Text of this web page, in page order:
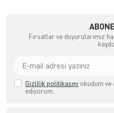
Fırsatlar ve duyurularımız
Gizlilik politikasını okudum ve
ediyorum.